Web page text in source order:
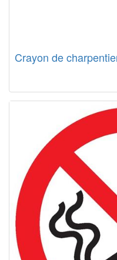
Crayon de